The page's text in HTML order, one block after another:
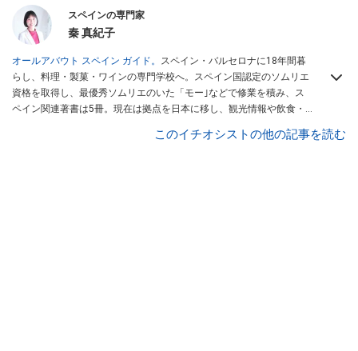
スペインの専門家
秦 真紀子
オールアバウト スペイン ガイド。 スペイン・バルセロナに18年間暮
らし、料理・製菓・ワインの専門学校へ。スペイン国認定のソムリエ
資格を取得し、最優秀ソムリエのいた「モー｣などで修業を積み、ス
ペイン関連著書は5冊。現在は拠点を日本に移し、観光情報や飲食・
など、食品・スイーツ販売チェーンのおすすめ商
このイチオシストの他の記事を読む